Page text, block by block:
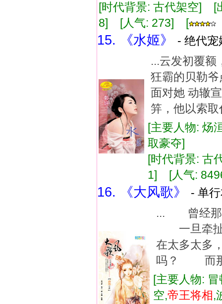
[时代背景: 古代架空] [
8] [人气: 273] [
15. 《水姬》
- 绝代
...云发初覆额
狂霸的贝勒
面对她 动辙
笄，他以索
[主要人物:
取豪夺]
[时代背景:
1] [人气:
16. 《大风歌》
- 单
... 曾经那
一旦牵扯
在太多太
吗？ 而那
[主要人物:
空,帝王将相,